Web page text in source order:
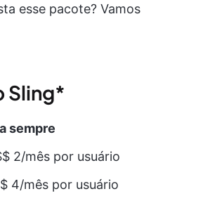
esse pacote? Vamos
Sling*
sempre
2/mês por usuário
4/mês por usuário